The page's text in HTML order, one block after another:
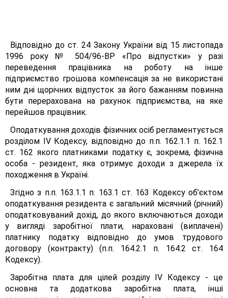
Відповідно до ст. 24 Закону України від 15 листопада
1996 року № 504/96-ВР «Про відпустки» у разі
переведення працівника на роботу на інше
підприємство грошова компенсація за не використані
ним дні щорічних відпусток за його бажанням повинна
бути перерахована на рахунок підприємства, на яке
перейшов працівник.
Оподаткування доходів фізичних осіб регламентується
розділом IV Кодексу, відповідно до п.п. 162.1.1 п. 162.1
ст. 162 якого платниками податку є, зокрема, фізична
особа - резидент, яка отримує доходи з джерела їх
походження в Україні.
Згідно з п.п. 163.1.1 п. 163.1 ст. 163 Кодексу об’єктом
оподаткування резидента є загальний місячний (річний)
оподатковуваний дохід, до якого включаються доходи
у вигляді заробітної плати, нараховані (виплачені)
платнику податку відповідно до умов трудового
договору (контракту) (п.п. 164.2.1 п. 164.2 ст. 164
Кодексу).
Заробітна плата для цілей розділу IV Кодексу - це
основна та додаткова заробітна плата, інші